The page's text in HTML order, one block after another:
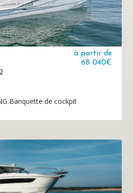
à partir de
68 040€
Banquette de cockpit